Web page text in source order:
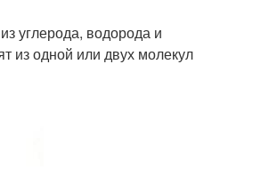
углерода, водорода и
из одной или двух молекул